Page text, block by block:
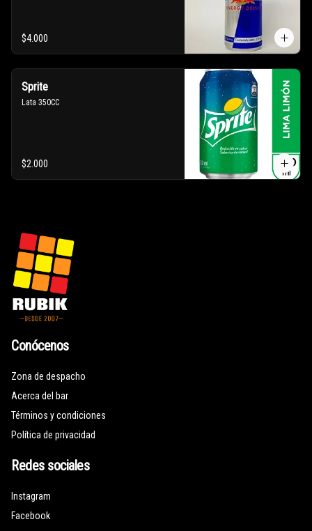
$4.000
Sprite
Lata 350CC
$2.000
Conócenos
Zona de despacho
Acerca del bar
Términos y condiciones
Política de privacidad
Redes sociales
Instagram
Facebook